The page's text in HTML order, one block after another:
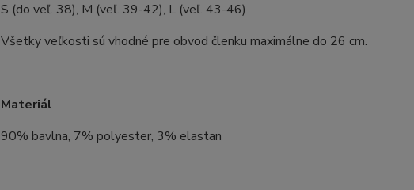
S (do veľ. 38), M (veľ. 39-42), L (veľ. 43-46)
Všetky veľkosti sú vhodné pre obvod členku maximálne do 26 cm.
Materiál
90% bavlna, 7% polyester, 3% elastan